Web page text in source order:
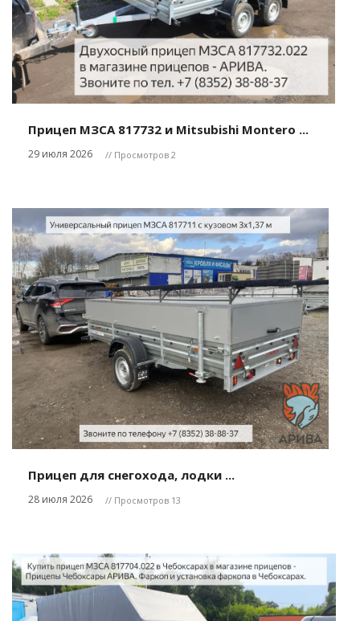
Прицеп МЗСА 817732 и Mitsubishi Montero ...
29 июля 2026 // Просмотров 2
Прицеп для снегохода, лодки ...
28 июля 2026 // Просмотров 13